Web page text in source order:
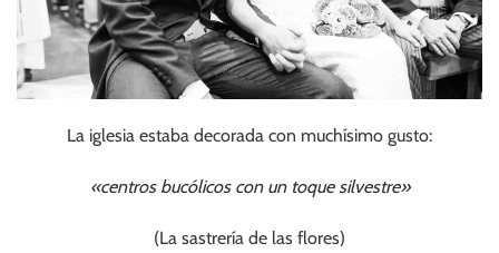
La iglesia estaba decorada con muchísimo gusto:
«centros bucólicos con un toque silvestre»
(La sastrería de las flores)